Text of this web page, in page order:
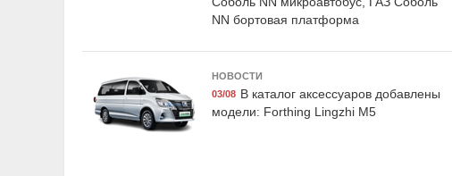
Жидкость охлаждающая
"Antifreeze Euro G11",
зелёная, 1кг., Exist
Набор автомобилиста
'люкс-практик', Dollex
NN бортовая платформа
НОВОСТИ
03/08 В каталог аксессуаров добавлены
модели: Forthing Lingzhi M5